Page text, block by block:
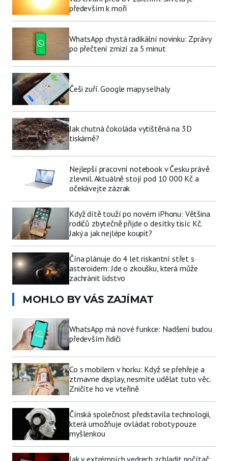
především k moři
WhatsApp chystá radikální novinku: Zprávy
po přečtení zmizí za 5 minut
Češi zuří. Google mapy selhaly
Jak chutná čokoláda vytištěná na 3D
tiskárně?
Nejlepší pracovní notebook v Česku právě
zlevnil. Aktuálně stojí pod 10 000 Kč a
očekávejte zázrak
Když dítě touží po novém iPhonu: Většina
rodičů zbytečně přijde o desítky tisíc Kč.
Jaký a jak nejlépe koupit?
Čína plánuje do 4 let riskantní střet s
asteroidem: Jde o zkoušku, která může
zachránit lidstvo
MOHLO BY VÁS ZAJÍMAT
WhatsApp má nové funkce: Nadšení budou
především řidiči
Co s mobilem v horku: Když se přehřeje a
ztmavne display, nesmíte udělat tuto věc.
Zničíte ho ve vteřině
Čínská společnost představila technologii,
která umožňuje ovládat roboty pouze
myšlenkou